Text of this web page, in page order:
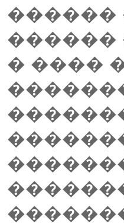
������
������
� ����